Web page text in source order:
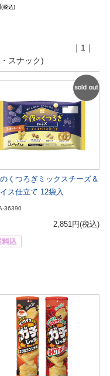
(税込)
｜1｜
スナック)
OUT
くつろぎミックスチーズ＆
ス仕立て 12袋入
36390
2,851円(税込)